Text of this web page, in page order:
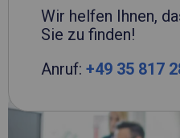
Wir helfen Ihnen,
Sie zu finden!
Anruf: +49 35 817